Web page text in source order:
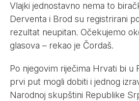
Vlajki jednostavno nema to
Derventa i Brod su registrirani
rezultat neupitan. Očekujemo
glasova – rekao je Čordaš.
Po njegovim riječima Hrvati bi u
prvi put mogli dobiti i jednog
Narodnoj skupštini Republike